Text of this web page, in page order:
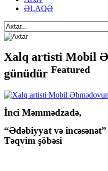
ƏLAQƏ
Xalq artisti Mobil
günüdür Featured
İnci Məmmədzadə,
“Ədəbiyyat və
Təqvim şöbəsi